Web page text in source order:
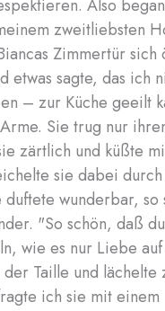
Also
zweitliebsten
Zimmertür sich
etwas sagte, das ich
– zur Küche geeilt
Sie trug nur
zärtlich und küßte
sie dabei
wunderbar, so
"So schön, daß
wie es nur Liebe
Taille und lächelte
ich sie mit einem